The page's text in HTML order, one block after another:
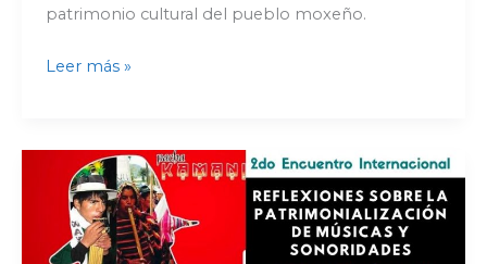
patrimonio cultural del pueblo moxeño.
Leer más »
encuentro
internacional:
«Reflexiones